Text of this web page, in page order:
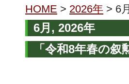
HOME > 2026年 > 6月
6月, 2026年
「令和8年春の